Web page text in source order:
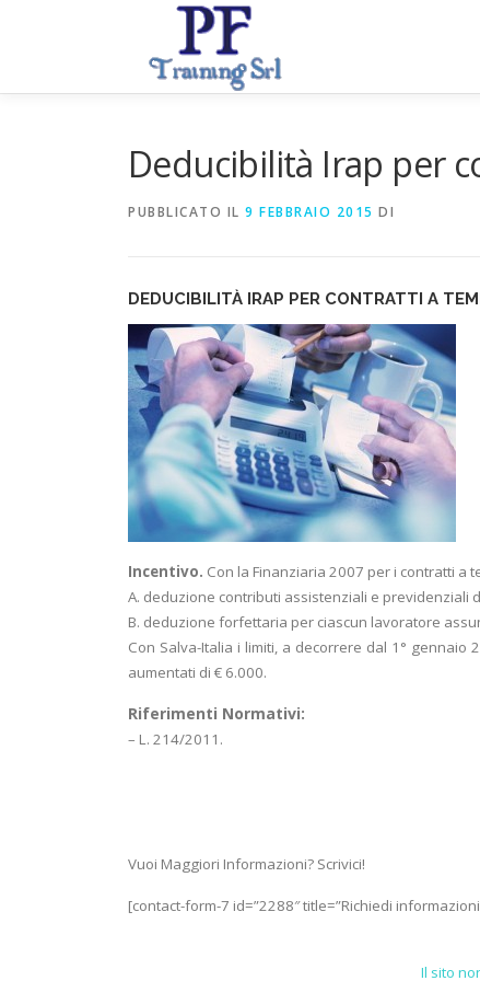
Deducibilità Irap per
PUBBLICATO IL 9 FEBBRAIO 2015 DI
DEDUCIBILITÀ IRAP PER CONTRATTI A
Incentivo. Con la Finanziaria 2007 per i contratti a
A. deduzione contributi assistenziali e previdenziali
B. deduzione forfettaria per ciascun lavoratore
Con Salva-Italia i limiti, a decorrere dal 1°
aumentati di € 6.000.
Riferimenti Normativi:
– L. 214/2011.
Vuoi Maggiori Informazioni? Scrivici!
[contact-form-7 id=”2288″ title=”Richiedi
Il sito